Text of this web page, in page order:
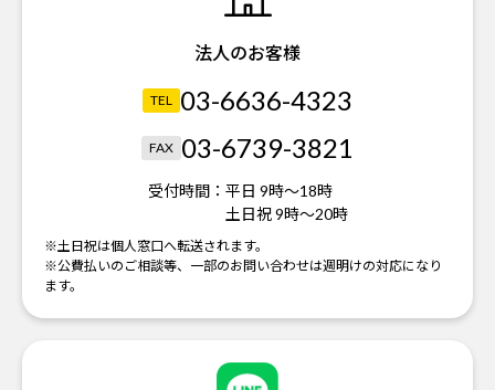
法人のお客様
TEL 03-6636-4323
FAX 03-6739-3821
受付時間： 平日 9時～18時
土日祝 9時～20時
※土日祝は個人窓口へ転送されます。
※公費払いのご相談等、一部のお問い合わせは週明けの対応になり
ます。